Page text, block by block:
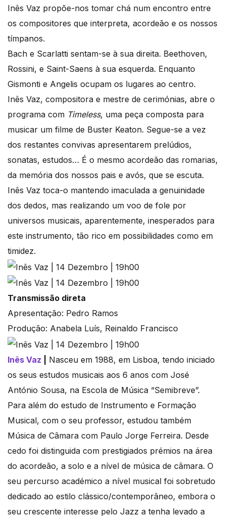
Inês Vaz propõe-nos tomar chá num encontro entre
os compositores que interpreta, acordeão e os nossos
tímpanos.
Bach e Scarlatti sentam-se à sua direita. Beethoven,
Rossini, e Saint-Saens à sua esquerda. Enquanto
Gismonti e Angelis ocupam os lugares ao centro.
Inês Vaz, compositora e mestre de cerimónias, abre o
programa com Timeless, uma peça composta para
musicar um filme de Buster Keaton. Segue-se a vez
dos restantes convivas apresentarem prelúdios,
sonatas, estudos… É o mesmo acordeão das romarias,
da memória dos nossos pais e avós, que se escuta.
Inês Vaz toca-o mantendo imaculada a genuinidade
dos dedos, mas realizando um voo de fole por
universos musicais, aparentemente, inesperados para
este instrumento, tão rico em possibilidades como em
timidez.
Transmissão direta
Apresentação: Pedro Ramos
Produção: Anabela Luís, Reinaldo Francisco
Inês Vaz
Nasceu em 1988, em Lisboa, tendo iniciado
os seus estudos musicais aos 6 anos com José
António Sousa, na Escola de Música “Semibreve”.
Para além do estudo de Instrumento e Formação
Musical, com o seu professor, estudou também
Música de Câmara com Paulo Jorge Ferreira. Desde
cedo foi distinguida com prestigiados prémios na área
do acordeão, a solo e a nível de música de câmara. O
seu percurso académico a nível musical foi sobretudo
dedicado ao estilo clássico/contemporâneo, embora o
seu crescente interesse pelo Jazz a tenha levado a